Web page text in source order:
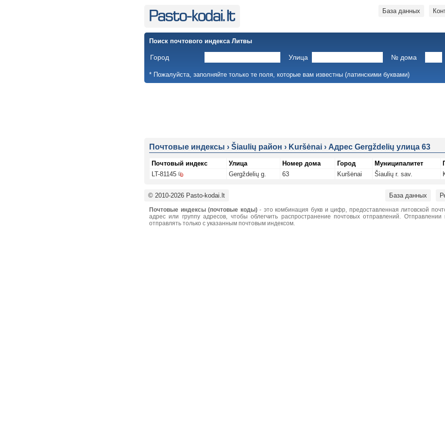
База данных
Поиск почтового индекса Литвы
Город Улица № дома
* Пожалуйста, заполняйте только те поля, которые вам известны (латинскими буквами)
Почтовые индексы › Šiaulių район › Kuršėnai › Адрес Gergždelių улица 63
Почтовый индекс Улица Номер дома Город Муниципалитет
LT-81145
Gergždelių g. 63 Kuršėnai Šiaulių r. sav.
© 2010-2026 Pasto-kodai.lt База данных
Почтовые индексы (почтовые коды)- это комбинация букв и цифр, предоставленная литовской
адрес или группу адресов, чтобы облегчить распространение почтовых отправлений.
отправлять только с указанным почтовым индексом.